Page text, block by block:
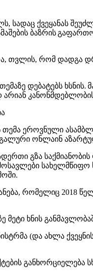
სადაც ქვეყანას
ბაზრის
თვლის, რომ დადგა
დებატებს ხსნის.
არიან
ეროვნული
ონლაინ
გზა საქმიანობის
რომელიც 2018
ხნის
(და ახლა
განხორციელება